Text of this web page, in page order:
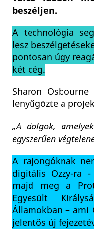
beszéljen.
A technológia
lesz
pontosan úgy
két cég.
Sharon
lenyűgözte a
„A dolgok,
egyszerűen
A rajongóknak
digitális Ozzy-ra
majd meg a
Egyesült
Államokban – ami
jelentős új